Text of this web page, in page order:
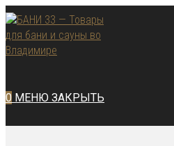
Перейти
к
содержимому
0 МЕНЮ ЗАКРЫТЬ